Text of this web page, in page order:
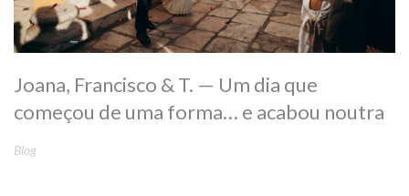
Joana, Francisco & T. — Um dia que
começou de uma forma… e acabou noutra
Blog